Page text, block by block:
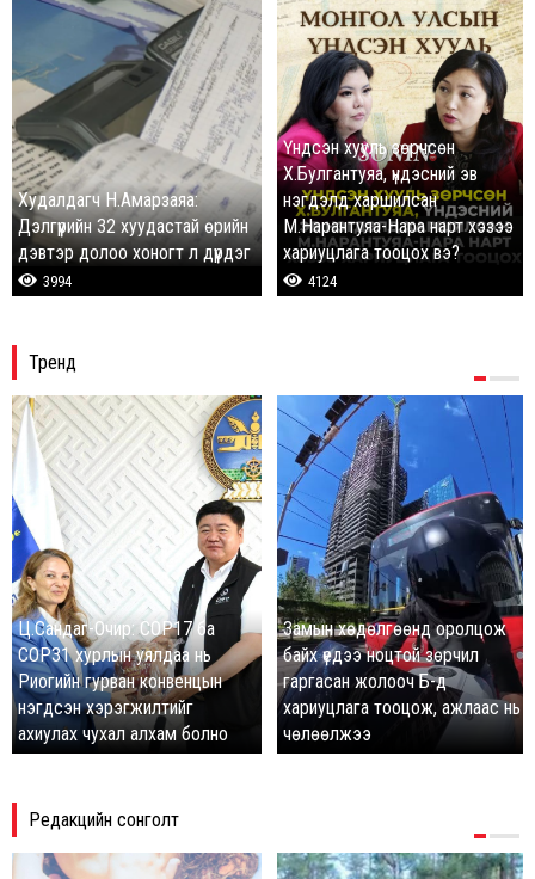
Худалдагч Н.Амарзаяа:
Дэлгүүрийн 32 хуудастай өрийн
дэвтэр долоо хоногт л дүүрдэг
3994
Үндсэн хууль зөрчсөн
Х.Булгантуяа, үндэсний эв
нэгдэлд харшилсан
М.Нарантуяа-Нара нарт хэзээ
хариуцлага тооцох вэ?
4124
Тренд
Ц.Сандаг-Очир: COP17 ба
COP31 хурлын уялдаа нь
Риогийн гурван конвенцын
нэгдсэн хэрэгжилтийг
ахиулах чухал алхам болно
Замын хөдөлгөөнд оролцож
байх үедээ ноцтой зөрчил
гаргасан жолооч Б-д
хариуцлага тооцож, ажлаас нь
чөлөөлжээ
Редакцийн сонголт